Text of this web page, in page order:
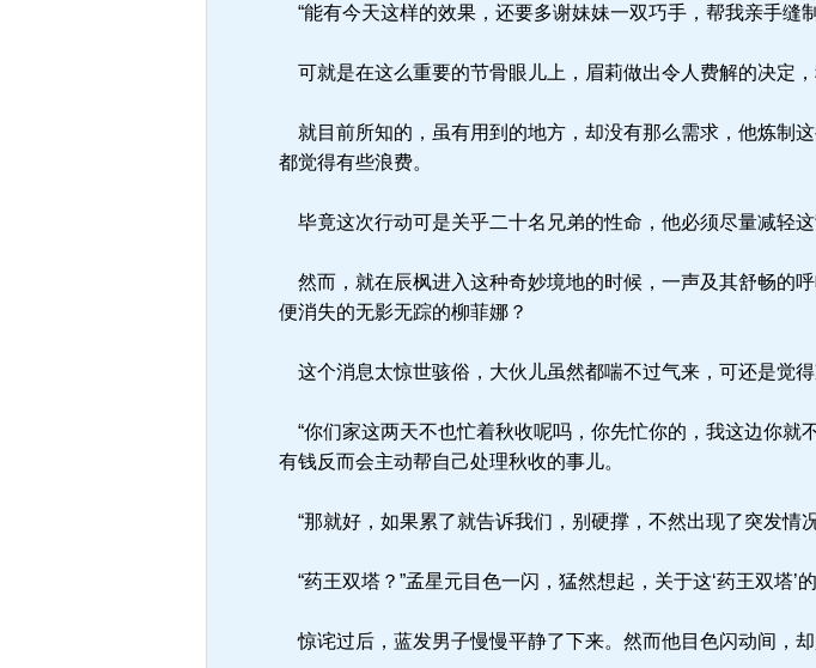
“能有今天这样的效果，还要多谢妹妹一双巧手，帮我亲手缝
可就是在这么重要的节骨眼儿上，眉莉做出令人费解的决定，
就目前所知的，虽有用到的地方，却没有那么需求，他炼制
都觉得有些浪费。
毕竟这次行动可是关乎二十名兄弟的性命，他必须尽量减轻这
然而，就在辰枫进入这种奇妙境地的时候，一声及其舒畅的
便消失的无影无踪的柳菲娜？
这个消息太惊世骇俗，大伙儿虽然都喘不过气来，可还是觉
“你们家这两天不也忙着秋收呢吗，你先忙你的，我这边你就
有钱反而会主动帮自己处理秋收的事儿。
“那就好，如果累了就告诉我们，别硬撑，不然出现了突发情
“药王双塔？”孟星元目色一闪，猛然想起，关于这‘药王双塔’
惊诧过后，蓝发男子慢慢平静了下来。然而他目色闪动间，却